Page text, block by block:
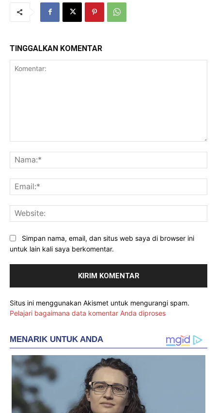
TINGGALKAN KOMENTAR
Simpan nama, email, dan situs web saya di browser ini
untuk lain kali saya berkomentar.
Situs ini menggunakan Akismet untuk mengurangi spam.
Pelajari bagaimana data komentar Anda diproses